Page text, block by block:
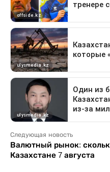
Следующая новость
Валютный рынок:
Казахстане 7 августа